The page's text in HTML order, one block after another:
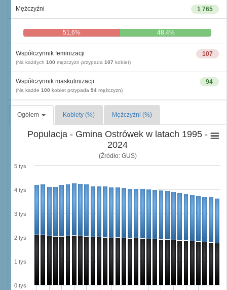
1 765
Mężczyźni
51,6% 48,4%
107
Współczynnik feminizacji
(Na każdych 100 mężczyzn przypada 107 kobiet)
94
Współczynnik maskulinizacji
(Na każde 100 kobiet przypada 94 mężczyzn)
Ogółem Kobiety (%) Mężczyźni (%)
Populacja - Gmina Ostrówek w latach 1995 -
2024
(Źródło: GUS)
0 tys
1 tys
2 tys
3 tys
4 tys
5 tys